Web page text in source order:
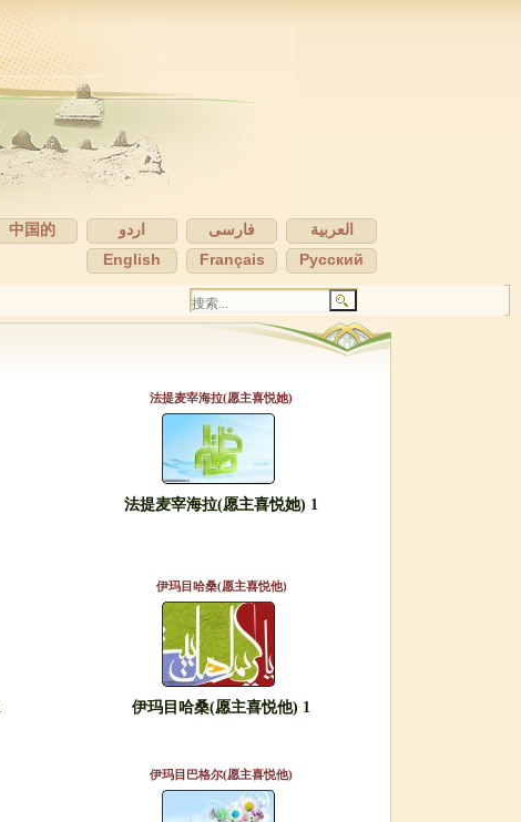
العربية فارسی اردو 中国的
Pусский
Français
English
法提麦宰海拉(愿主喜悦她)
法提麦宰海拉(愿主喜悦她) 1
伊玛目哈桑(愿主喜悦他)
伊玛目哈桑(愿主喜悦他) 1
伊玛目巴格尔(愿主喜悦他)